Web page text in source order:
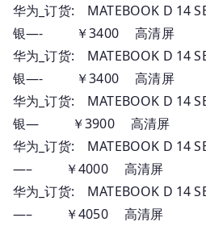
华为_订货: MATEBOOK D 14
银—- ￥3400 高清屏
华为_订货: MATEBOOK D 14
银—- ￥3400 高清屏
华为_订货: MATEBOOK D 14
银— ￥3900 高清屏
华为_订货: MATEBOOK D 14
—– ￥4000 高清屏
华为_订货: MATEBOOK D 14
—– ￥4050 高清屏